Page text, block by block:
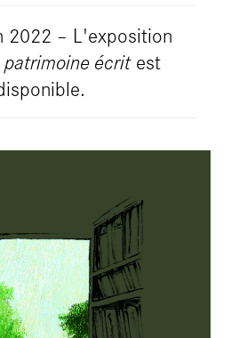
2022 – L'exposition
patrimoine écritest